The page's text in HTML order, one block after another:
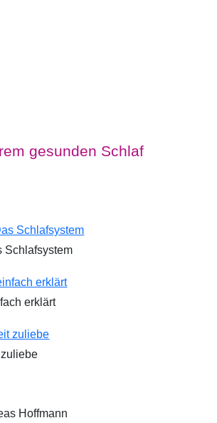
gesunden Schlaf
Schlafsystem
erklärt
zuliebe